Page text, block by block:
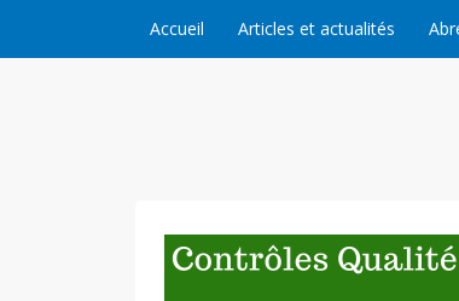
Accueil Articles et actualités